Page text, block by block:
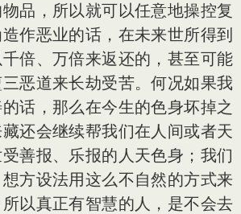
品，所以就可以任意地操控复
作恶业的话，在未来世所得到
倍、万倍来返还的，甚至可能
恶道来长劫受苦。何况如果我
话，那么在今生的色身坏掉之
还会继续帮我们在人间或者天
善报、乐报的人天色身；我们
方设法用这么不自然的方式来
以真正有智慧的人，是不会去